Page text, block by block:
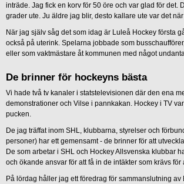
inträde. Jag fick en korv för 50 öre och var glad för det.
grader ute. Ju äldre jag blir, desto kallare ute var det
När jag själv såg det som idag är Luleå Hockey första
också på uterink. Spelarna jobbade som
eller som vaktmästare åt kommunen med något
De brinner för hockeyns bästa
Vi hade två tv kanaler i statstelevisionen där den ena
demonstrationer och Vilse i pannkakan. Hockey i TV
pucken.
De jag träffat inom SHL, klubbarna, styrelser och
personer) har ett gemensamt - de brinner för att
De som arbetar i SHL och Hockey Allsvenska klubbar
och ökande ansvar för att få in de intäkter som krävs för
På lördag håller jag ett föredrag för sammanslutning av